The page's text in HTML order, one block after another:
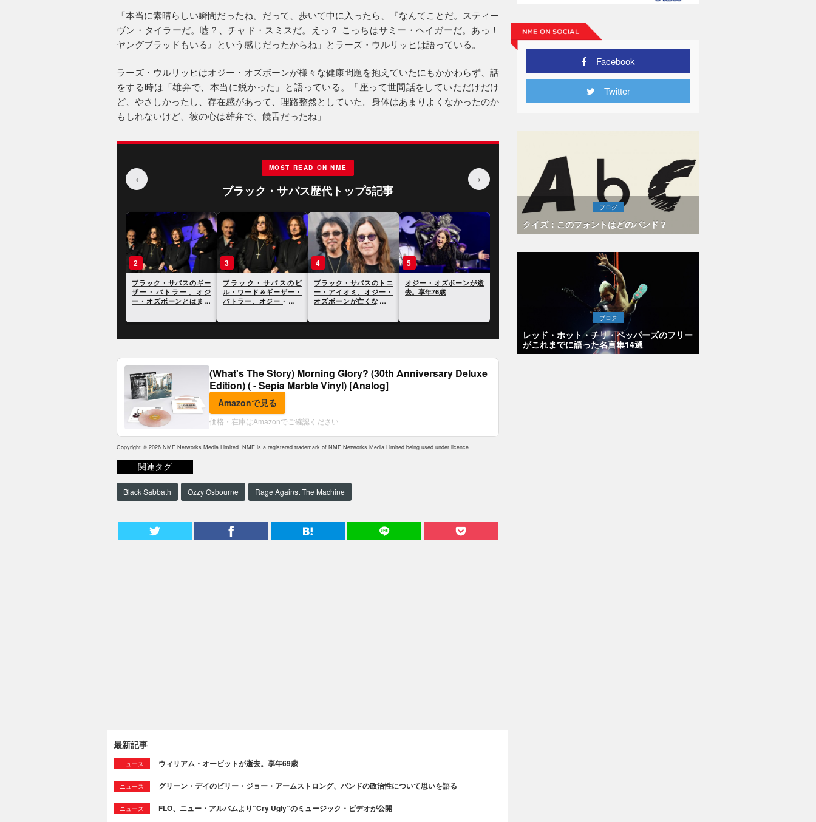
「本当に素晴らしい瞬間だったね。だって、歩いて中に入ったら、『なんてことだ。スティー
ヴン・タイラーだ。嘘？、チャド・スミスだ。えっ？ こっちはサミー・ヘイガーだ。あっ！
ヤングブラッドもいる』という感じだったからね」とラーズ・ウルリッヒは語っている。
ラーズ・ウルリッヒはオジー・オズボーンが様々な健康問題を抱えていたにもかかわらず、話
をする時は「雄弁で、本当に鋭かった」と語っている。「座って世間話をしていただけだけ
ど、やさしかったし、存在感があって、理路整然としていた。身体はあまりよくなかったのか
もしれないけど、彼の心は雄弁で、饒舌だったね」
‹
MOST READ ON NME
ブラック・サバス歴代トップ5記事
›
2
ブラック・サバスのギー
ザー・バトラー、オジ
ー・オズボーンとはまっ
3
ブラック・サバスのビ
ル・ワード＆ギーザー・
バトラー、オジー・オズ
4
ブラック・サバスのトニ
ー・アイオミ、オジー・
オズボーンが亡くなった
5
オジー・オズボーンが逝
去。享年76歳
(What's The Story) Morning Glory? (30th Anniversary Deluxe
Edition) ( - Sepia Marble Vinyl) [Analog]
Amazonで見る
価格・在庫はAmazonでご確認ください
Copyright © 2026 NME Networks Media Limited. NME is a registered trademark of NME Networks Media Limited being used under licence.
関連タグ
Black Sabbath Ozzy Osbourne Rage Against The Machine
最新記事
ニュース ウィリアム・オービットが逝去。享年69歳
ニュース グリーン・デイのビリー・ジョー・アームストロング、バンドの政治性について思いを語る
ニュース FLO、ニュー・アルバムより“Cry Ugly”のミュージック・ビデオが公開
Facebook
Twitter
ブログ
クイズ：このフォントはどのバンド？
ブログ
レッド・ホット・チリ・ペッパーズのフリー
がこれまでに語った名言集14選